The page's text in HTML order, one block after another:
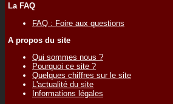
La FAQ
FAQ : Foire aux questions
A propos du site
Qui sommes nous ?
Pourquoi ce site ?
Quelques chiffres sur le site
L'actualité du site
Informations légales